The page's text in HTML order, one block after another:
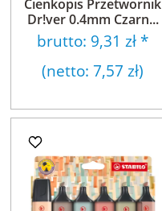
Cienkopis Przetwornik
Dr!ver 0.4mm Czarn...
brutto: 9,31 zł *
(netto:7,57 zł)